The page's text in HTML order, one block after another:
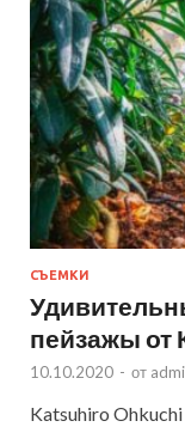
СЪЕМКИ
пейзажы от
10.10.2020 - от
Katsuhiro